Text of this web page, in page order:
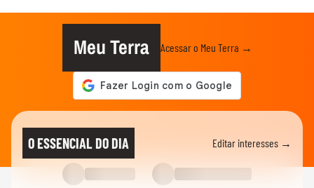
Meu Terra Acessar o Meu Terra →
O ESSENCIAL DO DIA Editar interesses →